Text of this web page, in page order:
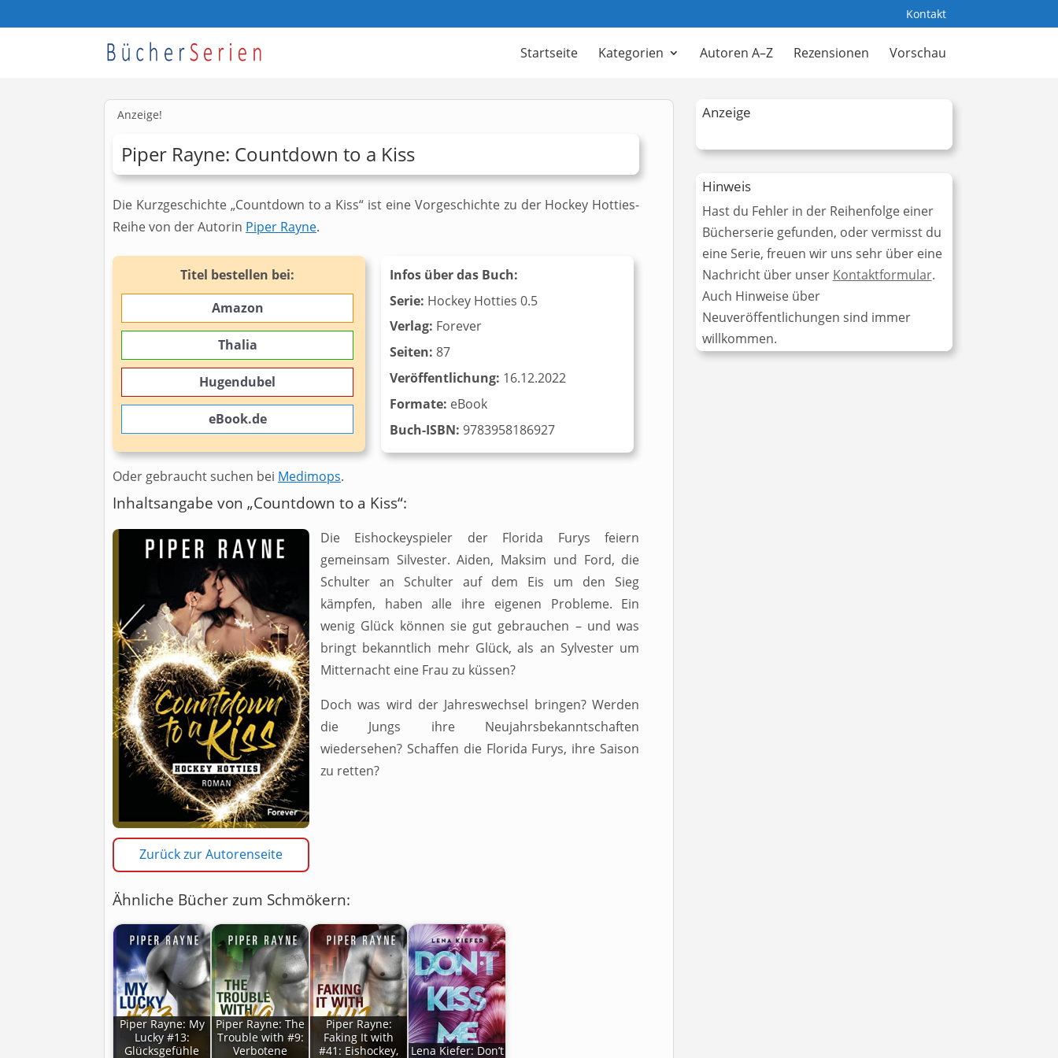
Kontakt
Startseite Kategorien Autoren A–Z Rezensionen Vorschau
Anzeige!
Piper Rayne: Countdown to a Kiss
Die Kurzgeschichte „Countdown to a Kiss“ ist eine Vorgeschichte zu der Hockey Hotties-
Reihe von der Autorin Piper Rayne.
Titel bestellen bei:
Amazon
Thalia
Hugendubel
eBook.de
Infos über das Buch:
Serie: Hockey Hotties 0.5
Verlag: ‎Forever
Seiten: 87
Veröffentlichung: 16.12.2022
Formate: eBook
Buch-ISBN: ‎‎ 9783958186927
Oder gebraucht suchen bei Medimops.
Inhaltsangabe von „Countdown to a Kiss“:
Die Eishockeyspieler der Florida Furys feiern
gemeinsam Silvester. Aiden, Maksim und Ford, die
Schulter an Schulter auf dem Eis um den Sieg
kämpfen, haben alle ihre eigenen Probleme. Ein
wenig Glück können sie gut gebrauchen – und was
bringt bekanntlich mehr Glück, als an Sylvester um
Mitternacht eine Frau zu küssen?
Doch was wird der Jahreswechsel bringen? Werden
die Jungs ihre Neujahrsbekanntschaften
wiedersehen? Schaffen die Florida Furys, ihre Saison
zu retten?
Zurück zur Autorenseite
Ähnliche Bücher zum Schmökern:
Piper Rayne: My
Lucky #13:
Glücksgefühle
Piper Rayne: The
Trouble with #9:
Verbotene
Piper Rayne:
Faking It with
#41: Eishockey,
Lena Kiefer: Don’t
Anzeige
Hinweis
Hast du Fehler in der Reihenfolge einer
Bücherserie gefunden, oder vermisst du
eine Serie, freuen wir uns sehr über eine
Nachricht über unser Kontaktformular.
Auch Hinweise über
Neuveröffentlichungen sind immer
willkommen.